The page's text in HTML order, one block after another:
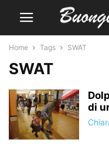
Home Tags SWAT
SWAT
di